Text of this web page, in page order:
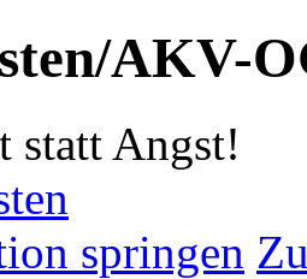
AKV-
statt Angst!
springen